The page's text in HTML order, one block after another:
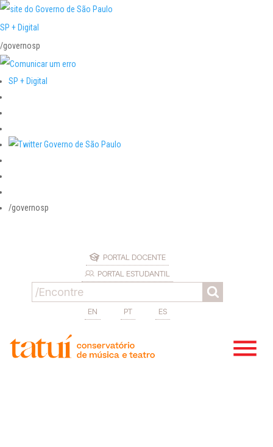
SP + Digital
/governosp
SP + Digital
/governosp
PORTAL DOCENTE
PORTAL ESTUDANTIL
EN PT ES